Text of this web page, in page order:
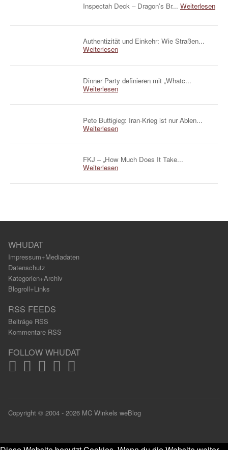
Inspectah Deck – Dragon’s Br... Weiterlesen
Authentizität und Einkehr: Wie Straßen...
Weiterlesen
Dinner Party definieren mit „Whatc...
Weiterlesen
Pete Buttigieg: Iran-Krieg ist nur Ablen...
Weiterlesen
FKJ – „How Much Does It Take...
Weiterlesen
WHUDAT
Impressum+Mediadaten
Datenschutz
Kategorien+Archiv
Blogroll+Links
RSS FEEDS
Beiträge RSS
Kommentare RSS
FOLLOW WHUDAT
Copyright © 2004 - 2026 MC Winkels weBlog